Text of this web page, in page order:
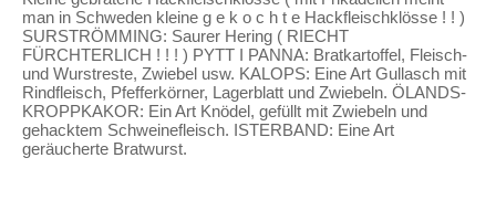
man in Schweden kleine g e k o c h t e Hackfleischklösse ! ! )
SURSTRÖMMING: Saurer Hering ( RIECHT
FÜRCHTERLICH ! ! ! ) PYTT I PANNA: Bratkartoffel, Fleisch-
und Wurstreste, Zwiebel usw. KALOPS: Eine Art Gullasch mit
Rindfleisch, Pfefferkörner, Lagerblatt und Zwiebeln. ÖLANDS-
KROPPKAKOR: Ein Art Knödel, gefüllt mit Zwiebeln und
gehacktem Schweinefleisch. ISTERBAND: Eine Art
geräucherte Bratwurst.